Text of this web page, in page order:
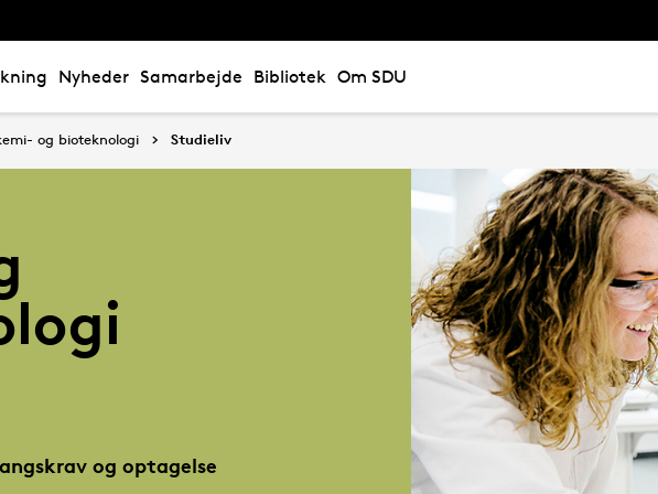
Nyheder Samarbejde Bibliotek Om SDU
og bioteknologi Studieliv
og optagelse